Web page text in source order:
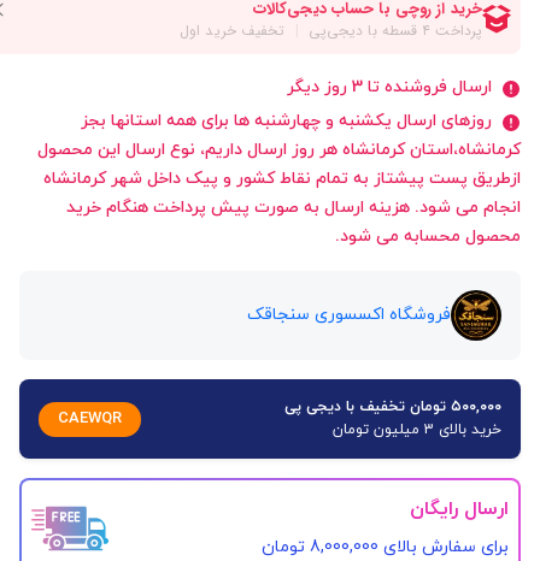
ارسال فروشنده تا 3 روز دیگر
روزهای ارسال یکشنبه و چهارشنبه ها برای همه استانها بجز
کرمانشاه،استان کرمانشاه هر روز ارسال داریم، نوع ارسال این محصول
ازطریق پست پیشتاز به تمام نقاط کشور و پیک داخل شهر کرمانشاه
انجام می شود. هزینه ارسال به صورت پیش پرداخت هنگام خرید
محصول محسابه می شود.
فروشگاه اکسسوری سنجاقک
۵۰۰,۰۰۰ تومان تخفیف با دیجی پی
خرید بالای 3 میلیون تومان
CAEWQR
ارسال رایگان
برای سفارش‌ بالای 8,000,000 تومان